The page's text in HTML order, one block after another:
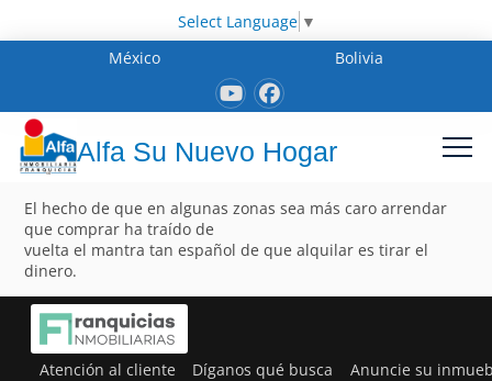
Select Language ▼
México
Bolivia
Alfa Su Nuevo Hogar
El hecho de que en algunas zonas sea más caro arrendar
que comprar ha traído de
vuelta el mantra tan español de que alquilar es tirar el
dinero.
Atención al cliente Díganos qué busca Anuncie su